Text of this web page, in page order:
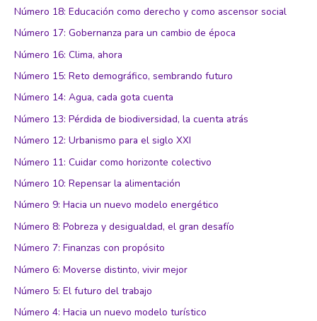
Número 18: Educación como derecho y como ascensor social
Número 17: Gobernanza para un cambio de época
Número 16: Clima, ahora
Número 15: Reto demográfico, sembrando futuro
Número 14: Agua, cada gota cuenta
Número 13: Pérdida de biodiversidad, la cuenta atrás
Número 12: Urbanismo para el siglo XXI
Número 11: Cuidar como horizonte colectivo
Número 10: Repensar la alimentación
Número 9: Hacia un nuevo modelo energético
Número 8: Pobreza y desigualdad, el gran desafío
Número 7: Finanzas con propósito
Número 6: Moverse distinto, vivir mejor
Número 5: El futuro del trabajo
Número 4: Hacia un nuevo modelo turístico